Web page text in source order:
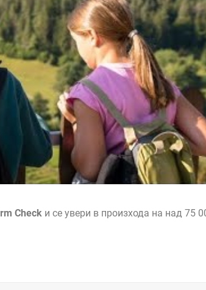
Check и се увери в произхода на над 75